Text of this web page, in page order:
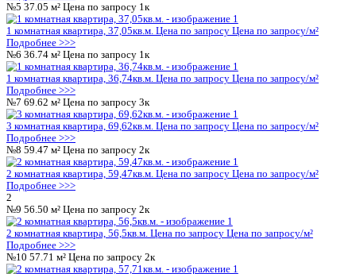
квадратных метров, предлагая варианты
потребностей. Жилье сдается в предчистовой
позволяет новым владельцам проявить свою
оформлении интерьера. Однако при желании
100%-ную отделку от застройщика, чтобы сразу
дополнительных хлопот.
Жилой комплекс «Ю» – это место, где комфорт
сочетаются с ярким стилем и продуманным
Здесь вы найдете свой идеальный дом,
и уютом.
Инфраструктура поблизости